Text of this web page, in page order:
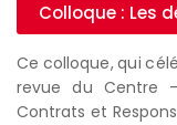
Colloque : Les
Ce colloque, qui
revue du Centre
Contrats et